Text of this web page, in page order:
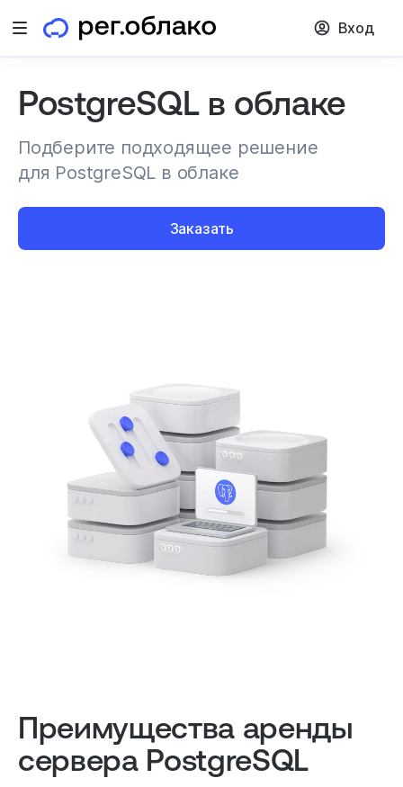
Вход
PostgreSQL в облаке
Подберите подходящее решение
для PostgreSQL в облаке
Заказать
Преимущества аренды
сервера PostgreSQL